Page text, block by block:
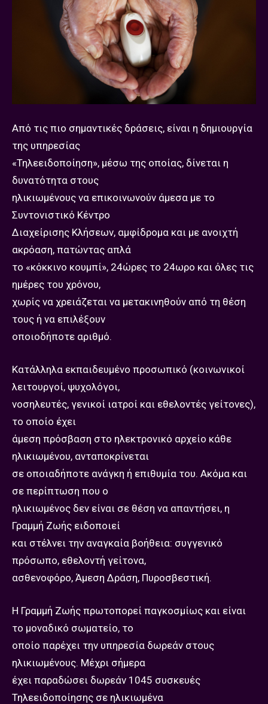
Από τις πιο σημαντικές δράσεις, είναι η δημιουργία
της υπηρεσίας
«Τηλεειδοποίηση», μέσω της οποίας, δίνεται η
δυνατότητα στους
ηλικιωμένους να επικοινωνούν άμεσα με το
Συντονιστικό Κέντρο
Διαχείρισης Κλήσεων, αμφίδρομα και με ανοιχτή
ακρόαση, πατώντας απλά
το «κόκκινο κουμπί», 24ώρες το 24ωρο και όλες τις
ημέρες του χρόνου,
χωρίς να χρειάζεται να μετακινηθούν από τη θέση
τους ή να επιλέξουν
οποιοδήποτε αριθμό.
Κατάλληλα εκπαιδευμένο προσωπικό (κοινωνικοί
λειτουργοί, ψυχολόγοι,
νοσηλευτές, γενικοί ιατροί και εθελοντές γείτονες),
το οποίο έχει
άμεση πρόσβαση στο ηλεκτρονικό αρχείο κάθε
ηλικιωμένου, ανταποκρίνεται
σε οποιαδήποτε ανάγκη ή επιθυμία του. Ακόμα και
σε περίπτωση που ο
ηλικιωμένος δεν είναι σε θέση να απαντήσει, η
Γραμμή Ζωής ειδοποιεί
και στέλνει την αναγκαία βοήθεια: συγγενικό
πρόσωπο, εθελοντή γείτονα,
ασθενοφόρο, Άμεση Δράση, Πυροσβεστική.
Η Γραμμή Ζωής πρωτοπορεί παγκοσμίως και είναι
το μοναδικό σωματείο, το
οποίο παρέχει την υπηρεσία δωρεάν στους
ηλικιωμένους. Μέχρι σήμερα
έχει παραδώσει δωρεάν 1045 συσκευές
Τηλεειδοποίησης σε ηλικιωμένα